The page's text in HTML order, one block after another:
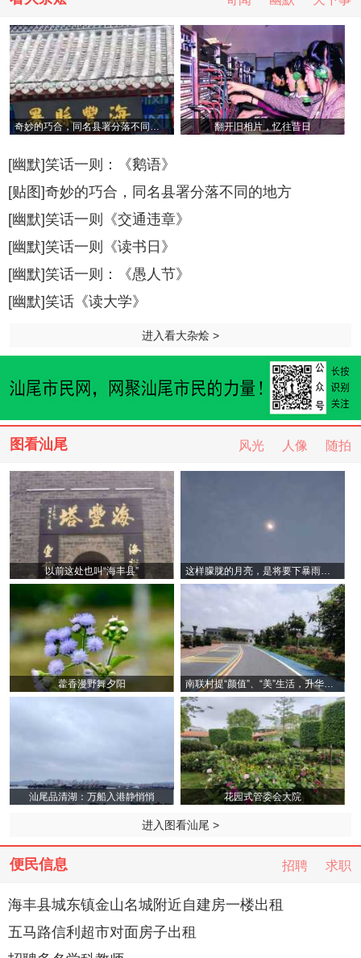
奇妙的巧合，同名县署分落不同的地方 翻开旧相片，忆往昔日
[幽默]笑话一则：《鹅语》
[贴图]奇妙的巧合，同名县署分落不同的地方
[幽默]笑话一则《交通违章》
[幽默]笑话一则《读书日》
[幽默]笑话一则：《愚人节》
[幽默]笑话《读大学》
进入看大杂烩 >
图看汕尾 风光 人像 随拍
以前这处也叫“海丰县” 这样朦胧的月亮，是将要下暴雨吗？
藿香漫野舞夕阳 南联村提“颜值”、“美”生活，升华乡村振
汕尾品清湖：万船入港静悄悄 花园式管委会大院
进入图看汕尾 >
便民信息 招聘 求职
海丰县城东镇金山名城附近自建房一楼出租
五马路信利超市对面房子出租